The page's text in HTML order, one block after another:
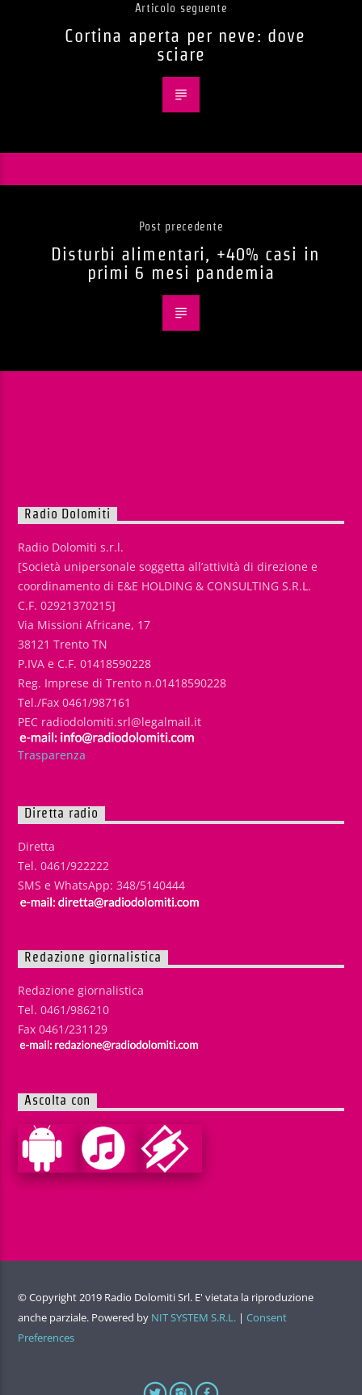
Articolo seguente
Cortina aperta per neve: dove
sciare
Post precedente
Disturbi alimentari, +40% casi in
primi 6 mesi pandemia
Radio Dolomiti
Radio Dolomiti s.r.l.
[Società unipersonale soggetta all’attività di direzione e
coordinamento di E&E HOLDING & CONSULTING S.R.L.
C.F. 02921370215]
Via Missioni Africane, 17
38121 Trento TN
P.IVA e C.F. 01418590228
Reg. Imprese di Trento n.01418590228
Tel./Fax 0461/987161
PEC radiodolomiti.srl@legalmail.it
Trasparenza
Diretta radio
Diretta
Tel. 0461/922222
SMS e WhatsApp: 348/5140444
Redazione giornalistica
Redazione giornalistica
Tel. 0461/986210
Fax 0461/231129
Ascolta con
© Copyright 2019 Radio Dolomiti Srl. E' vietata la riproduzione
anche parziale. Powered by NIT SYSTEM S.R.L. | Consent
Preferences